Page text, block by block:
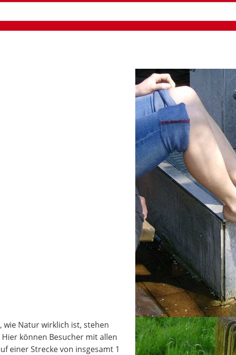
Natur wirklich ist, stehen
Hier können Besucher mit allen
einer Strecke von insgesamt 1